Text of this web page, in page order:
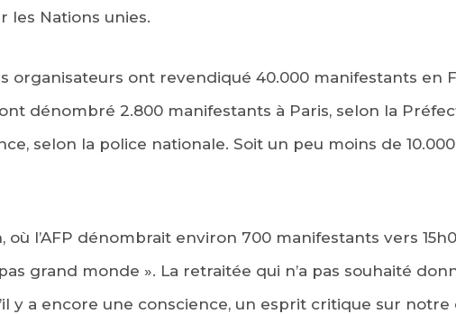
les Nations unies.
organisateurs ont revendiqué 40.000 manifestants en
dénombré 2.800 manifestants à Paris, selon la
selon la police nationale. Soit un peu moins de
l’AFP dénombrait environ 700 manifestants vers
pas grand monde ». La retraitée qui n’a pas souhaité
y a encore une conscience, un esprit critique sur